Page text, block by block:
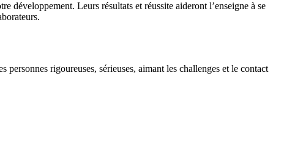
développement. Leurs résultats et réussite aideront l’enseigne à se
rigoureuses, sérieuses, aimant les challenges et le contact